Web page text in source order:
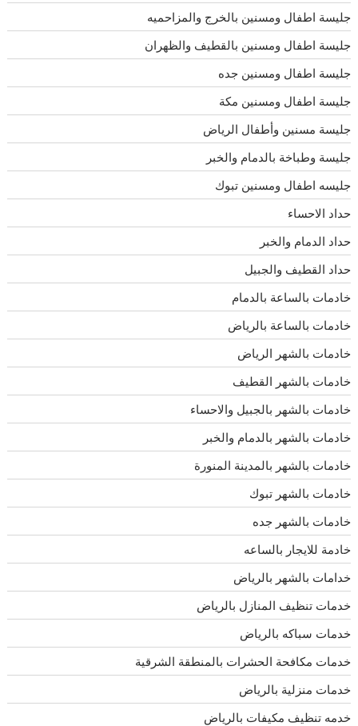
جليسة اطفال ومسنين بالخرج والمزاحميه
جليسة اطفال ومسنين بالقطيف والظهران
جليسة اطفال ومسنين جده
جليسة اطفال ومسنين مكة
جليسة مسنين وأطفال الرياض
جليسة وطباخة بالدمام والخبر
جليسه اطفال ومسنين تبوك
حداد الاحساء
حداد الدمام والخبر
حداد القطيف والجبيل
خادمات بالساعة بالدمام
خادمات بالساعة بالرياض
خادمات بالشهر الرياض
خادمات بالشهر القطيف
خادمات بالشهر بالجبيل والاحساء
خادمات بالشهر بالدمام والخبر
خادمات بالشهر بالمدينة المنورة
خادمات بالشهر تبوك
خادمات بالشهر جده
خادمة للايجار بالساعه
خدامات بالشهر بالرياض
خدمات تنظيف المنازل بالرياض
خدمات سباكه بالرياض
خدمات مكافحة الحشرات بالمنطقة الشرقية
خدمات منزلية بالرياض
خدمه تنظيف مكيفات بالرياض